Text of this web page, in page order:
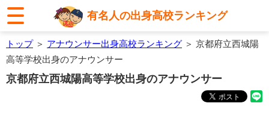
有名人の出身高校ランキング
トップ＞ アナウンサー出身高校ランキング ＞ 京都府立西城陽
高等学校出身のアナウンサー
京都府立西城陽高等学校出身のアナウンサー